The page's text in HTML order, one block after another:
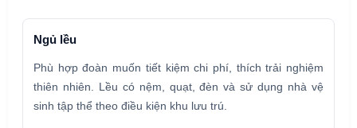
Ngủ lều
Phù hợp đoàn muốn tiết kiệm chi phí, thích trải nghiệm
thiên nhiên. Lều có nệm, quạt, đèn và sử dụng nhà vệ
sinh tập thể theo điều kiện khu lưu trú.